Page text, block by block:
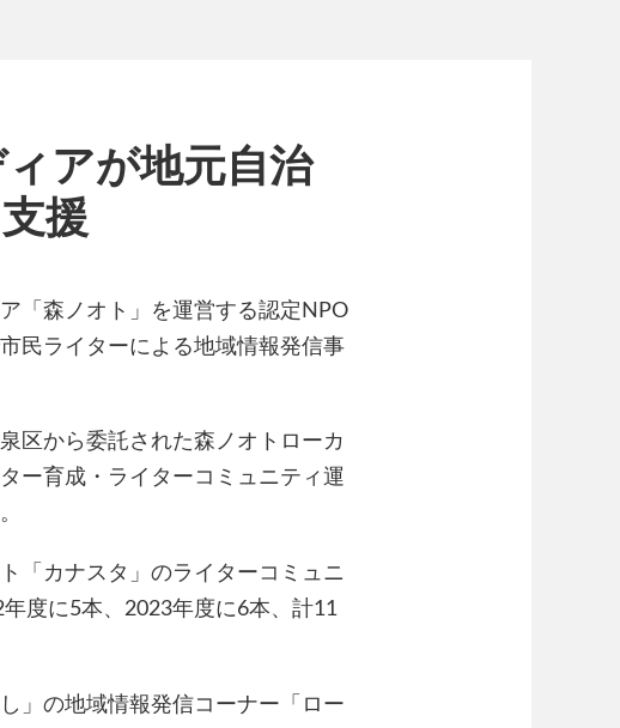
アが地元自治
援
「森ノオト」を運営する認定NPO
民ライターによる地域情報発信事
区から委託された森ノオトローカ
ー育成・ライターコミュニティ運
「カナスタ」のライターコミュニ
度に5本、2023年度に6本、計11
」の地域情報発信コーナー「ロー